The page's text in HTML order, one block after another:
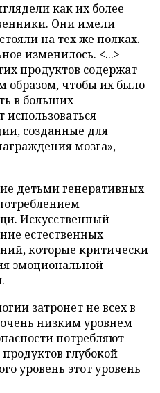
как их более
Они имели
на тех же полках.
изменилось. <...>
продуктов содержат
образом, чтобы их было
в больших
использоваться
созданные для
мозга», –
детьми генеративных
Искусственный
естественных
которые критически
эмоциональной
затронет не всех в
низким уровнем
потребляют
глубокой
уровень этот уровень